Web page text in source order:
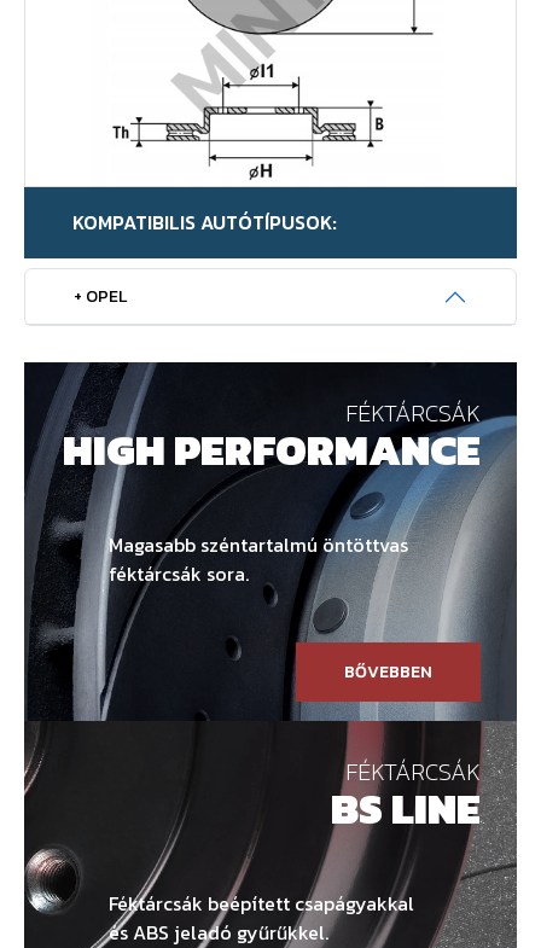
KOMPATIBILIS AUTÓTÍPUSOK:
+ OPEL
FÉKTÁRCSÁK
HIGH PERFORMANCE
Magasabb széntartalmú öntöttvas
féktárcsák sora.
BŐVEBBEN
FÉKTÁRCSÁK
BS LINE
Féktárcsák beépített csapágyakkal
és ABS jeladó gyűrűkkel.